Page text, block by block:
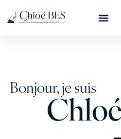
Bonjour, je suis